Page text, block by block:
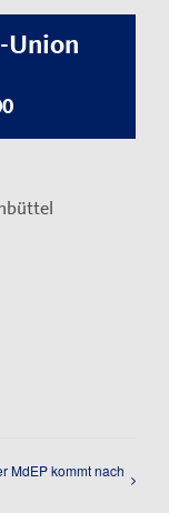
Union
MdEP kommt nach